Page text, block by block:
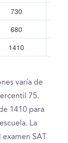
730
680
1410
varía de
75.
1410 para
La
SAT